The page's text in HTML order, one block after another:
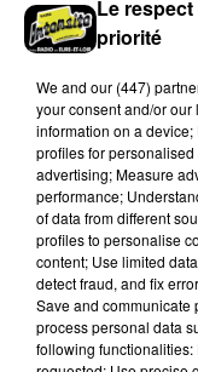
7 août 2026
BLOIS (41) -
MAUDITS ! »
Jeudi 4 février
Paty, bibliothèque
Cher) : « Soyez
déposées...
Le
priorité
We and our (447)
your consent and/or
information on a
profiles for
advertising; Measure
performance;
of data from different
profiles to personalise
content; Use limited
detect fraud, and fix
Save and communicate
process personal data
following